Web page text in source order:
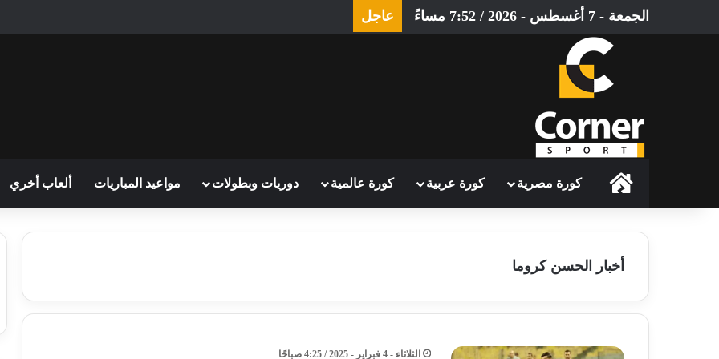
الجمعة - 7 أغسطس - 2026 / 7:52 مساءً عاجل
الرئيسيةكورة مصرية كورة عربية كورة عالمية دوريات وبطولات مواعيد المباريات ألعاب أخري
أخبار الحسن كروما
الثلاثاء - 4 فبراير - 2025 / 4:25 صباحًا